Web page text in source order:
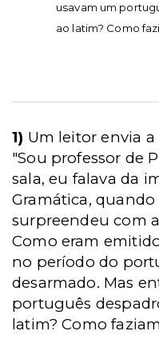
usavam um
ao latim? Como
1) Um leitor envia
"Sou professor de
sala, eu falava da
Gramática,
surpreendeu com
Como eram
no período do
desarmado. Mas
português
latim? Como